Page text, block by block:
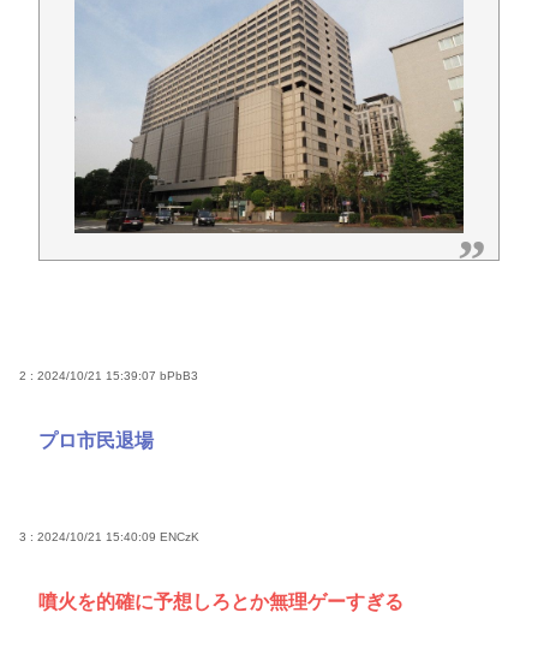
2 : 2024/10/21 15:39:07 bPbB3
プロ市民退場
3 : 2024/10/21 15:40:09 ENCzK
噴火を的確に予想しろとか無理ゲーすぎる